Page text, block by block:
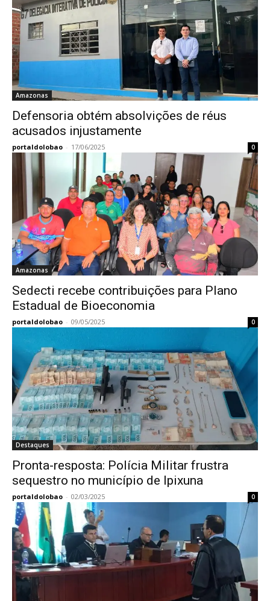
Amazonas
Defensoria obtém absolvições de réus
acusados injustamente
portaldolobao - 17/06/2025 0
Amazonas
Sedecti recebe contribuições para Plano
Estadual de Bioeconomia
portaldolobao - 09/05/2025 0
Destaques
Pronta-resposta: Polícia Militar frustra
sequestro no município de Ipixuna
portaldolobao - 02/03/2025 0